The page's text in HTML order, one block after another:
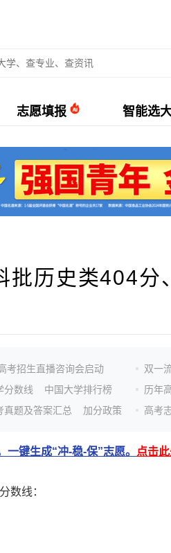
志愿填报 智能选
批历史类404分
考招生直播咨询会启动
分数线
中国大学排行榜
真题及答案汇总
加分政策
双一
历年
高考
键生成“冲-稳-保”志愿。 点击
数线：